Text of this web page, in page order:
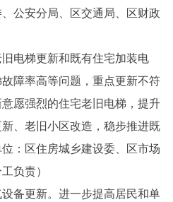
公安分局、区交通局、区财政
梯更新和既有住宅加装电
障率高等问题，重点更新不符
愿强烈的住宅老旧电梯，提升
、老旧小区改造，稳步推进既
：区住房城乡建设委、区市场
负责）
更新。进一步提高居民和单